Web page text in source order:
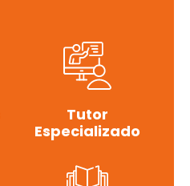
Tutor
Especializado